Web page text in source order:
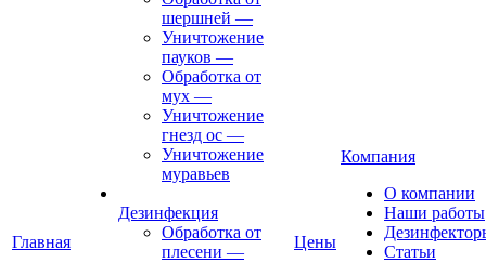
Главная
шершней —
Уничтожение
пауков —
Обработка от
мух —
Уничтожение
гнезд ос —
Уничтожение
муравьев
Дезинфекция
Обработка от
плесени —
Цены
Компания
О компании
Наши работы
Статьи